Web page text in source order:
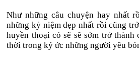
Như những câu chuyện hay nhất
những kỷ niệm đẹp nhất rồi cũng
huyền thoại có sẽ sẽ sớm trở thành
thời trong ký ức những người yêu